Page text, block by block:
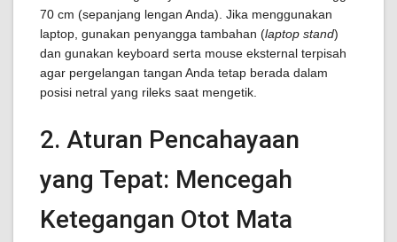
70 cm (sepanjang lengan Anda). Jika menggunakan
laptop, gunakan penyangga tambahan (laptop stand)
dan gunakan keyboard serta mouse eksternal terpisah
agar pergelangan tangan Anda tetap berada dalam
posisi netral yang rileks saat mengetik.
2. Aturan Pencahayaan
yang Tepat: Mencegah
Ketegangan Otot Mata